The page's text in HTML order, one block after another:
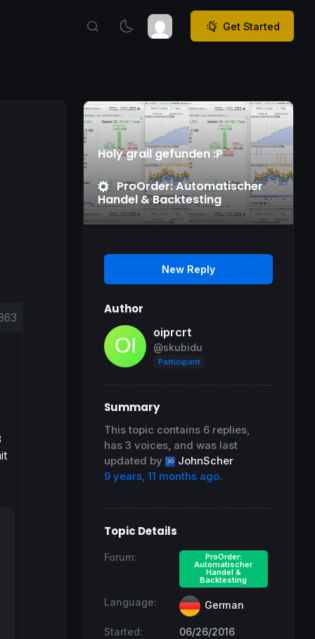
Get Started
Holy grail gefunden :P
ProOrder: Automatischer
Handel & Backtesting
New Reply
Author
oiprcrt
@skubidu
Participant
Summary
This topic contains 6 replies,
has 3 voices, and was last
updated by
JohnScher
9 years, 11 months ago.
Topic Details
Forum: ProOrder:
Automatischer
Handel &
Backtesting
Language: German
Started:
06/26/2016